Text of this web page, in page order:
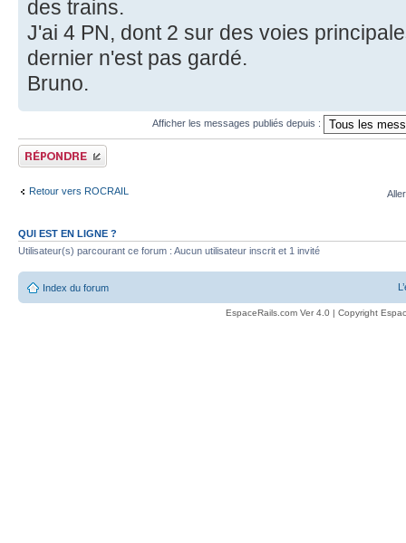
des trains.
J'ai 4 PN, dont 2 sur des voies
dernier n'est pas gardé.
Bruno.
Afficher les messages publiés depuis :
Publier une réponse
Retour vers ROCRAIL
QUI EST EN LIGNE ?
Utilisateur(s) parcourant ce forum : Aucun utilisateur inscrit et 1 invité
Index du forum
EspaceRails.com Ver 4.0 | Copyright